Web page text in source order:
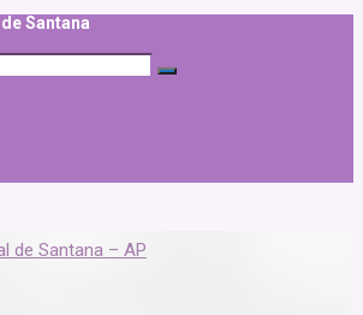
Santana